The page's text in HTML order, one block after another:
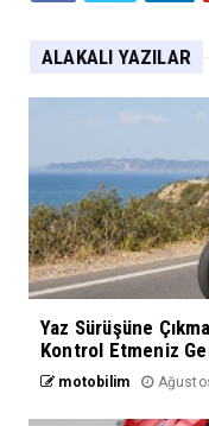
ALAKALI YAZILAR
Yaz Sürüşüne
Kontrol Etmeniz
motobilim